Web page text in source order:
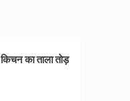
का ताला तोड़